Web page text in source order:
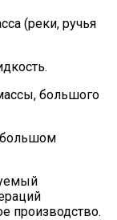
(реки, ручья
большого
большом
производство.